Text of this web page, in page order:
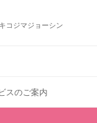
コジマジョーシン
スのご案内